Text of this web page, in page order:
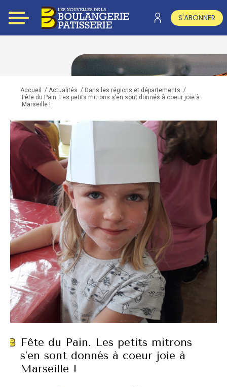
S'ABONNER
Accueil / Actualités / Dans les régions et départements /
Fête du Pain. Les petits mitrons s’en sont donnés à coeur joie à
Marseille !
Fête du Pain. Les petits mitrons
s’en sont donnés à coeur joie à
Marseille !